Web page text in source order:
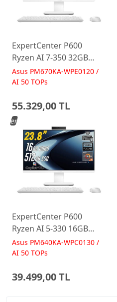
ExpertCenter P600
Ryzen AI 7-350 32GB
512GB 27 FreeDos Beyaz
AI-Powered AIO
Asus PM670KA-WPE0120 /
AI 50 TOPs
55.329,00 TL
ExpertCenter P600
Ryzen AI 5-330 16GB
512GB 23.8 FreeDos
Beyaz AI-Powered AIO
Asus PM640KA-WPC0130 /
AI 50 TOPs
39.499,00 TL
Yeni